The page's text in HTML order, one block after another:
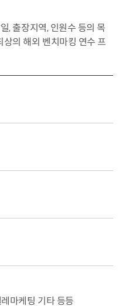
, 출장지역, 인원수 등의 목
의 해외 벤치마킹 연수 프
마케팅 기타 등등